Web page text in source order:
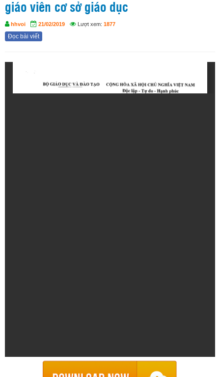
giáo viên cơ sở giáo dục
hhvoi 21/02/2019 Lượt xem: 1877
Đọc bài viết